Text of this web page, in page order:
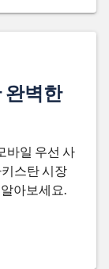
완벽한
바일 우선 사
스탄 시장
아보세요.